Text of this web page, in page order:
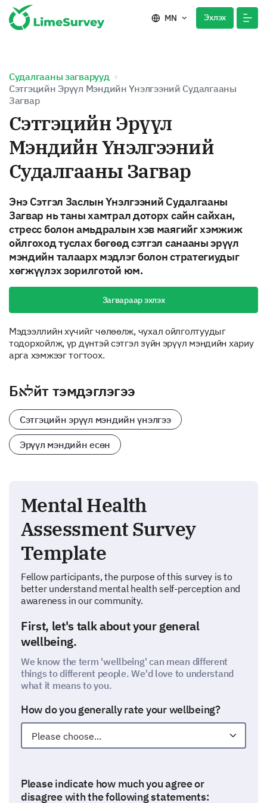
MN Эхлэх
Судалгааны загварууд
Сэтгэцийн Эрүүл Мэндийн Үнэлгээний Судалгааны
Загвар
Сэтгэцийн Эрүүл
Мэндийн Үнэлгээний
Судалгааны Загвар
Энэ Сэтгэл Заслын Үнэлгээний Судалгааны
Загвар нь таны хамтрал доторх сайн сайхан,
стресс болон амьдралын хэв маягийг хэмжиж
ойлгоход туслах бөгөөд сэтгэл санааны эрүүл
мэндийн талаарх мэдлэг болон стратегиудыг
хөгжүүлэх зорилготой юм.
Загвараар эхлэх
Мэдээллийн хүчийг чөлөөлж, чухал ойлголтуудыг
тодорхойлж, үр дүнтэй сэтгэл зүйн эрүүл мэндийн хариу
арга хэмжээг тогтоох.
Бלאйт тэмдэглэгээ
Сэтгэцийн эрүүл мэндийн үнэлгээ
Эрүүл мэндийн есөн
Mental Health
Assessment Survey
Template
Fellow participants, the purpose of this survey is to
better understand mental health self-perception and
awareness in our community.
First, let's talk about your general
wellbeing.
We know the term 'wellbeing' can mean different
things to different people. We'd love to understand
what it means to you.
How do you generally rate your wellbeing?
Please indicate how much you agree or
disagree with the following statements: